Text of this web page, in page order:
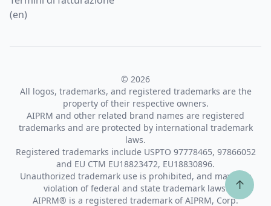
(en)
© 2026
All logos, trademarks, and registered trademarks are the
property of their respective owners.
AIPRM and other related brand names are registered
trademarks and are protected by international trademark
laws.
Registered trademarks include USPTO 97778465, 97866052
and EU CTM EU18823472, EU18830896.
Unauthorized trademark use is prohibited, and may be a
violation of federal and state trademark laws.
AIPRM® is a registered trademark of AIPRM, Corp.
↑